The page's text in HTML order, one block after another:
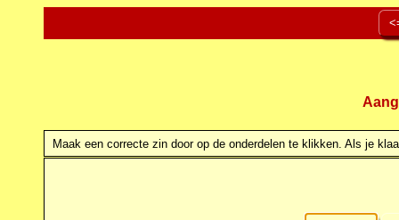
Maak een correcte zin door op de onderdelen te klikken. Als je